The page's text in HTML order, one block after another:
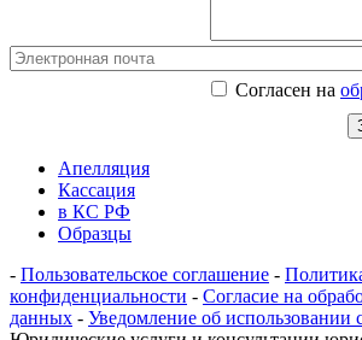
Согласен на
Апелляция
Кассация
в КС РФ
Образцы
- Пользовательское соглашение -
конфиденциальности - Согласие на
данных - Уведомление об использовании